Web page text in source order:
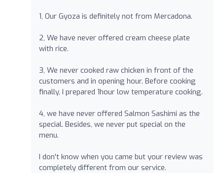
1, Our Gyoza is definitely not from Mercadona.
2, We have never offered cream cheese plate
with rice.
3, We never cooked raw chicken in front of the
customers and in opening hour. Before cooking
finally, I prepared 1hour low temperature cooking.
4, we have never offered Salmon Sashimi as the
special. Besides, we never put special on the
menu.
I don't know when you came but your review was
completely different from our service.